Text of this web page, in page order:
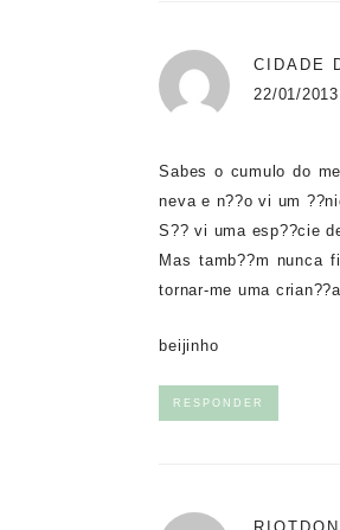
CIDADE
22/01/
Sabes o cumulo do
neva e n??o vi um
S?? vi uma esp??cie
Mas tamb??m nunca
tornar-me uma
beijinho
RESPONDER